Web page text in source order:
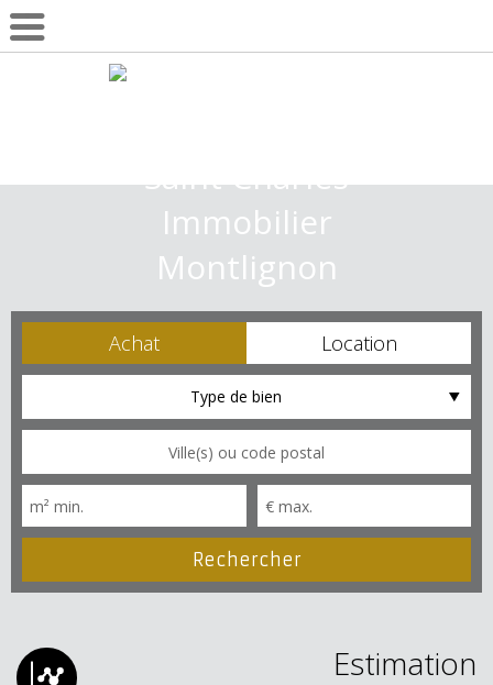
Achat Location
Type de bien
Estimation